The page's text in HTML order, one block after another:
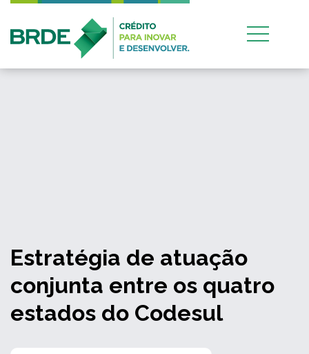
Estratégia de atuação
conjunta entre os quatro
estados do Codesul